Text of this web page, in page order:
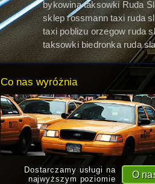
bykowina taksowki Ruda
sklep rossmann taxi ruda
taxi poblizu orzegow ruda
taksowki biedronka ruda
taxi
Co nas wyróżnia
O
Dostarczamy usługi na
najwyższym poziomie